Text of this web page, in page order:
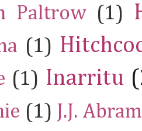
Paltrow (1)
(1)
(1) Inarritu
(1) J.J.